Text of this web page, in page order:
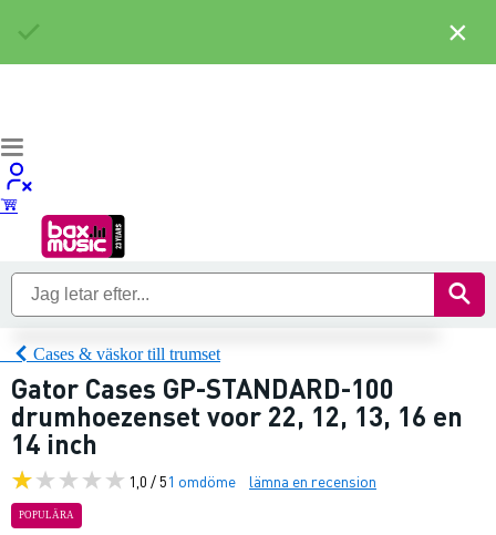
Cases & väskor till trumset
Gator Cases GP-STANDARD-100
drumhoezenset voor 22, 12, 13, 16 en
14 inch
1,0 / 51 omdöme lämna en recension
POPULÄRA
×